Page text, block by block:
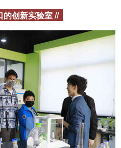
的创新实验室 //